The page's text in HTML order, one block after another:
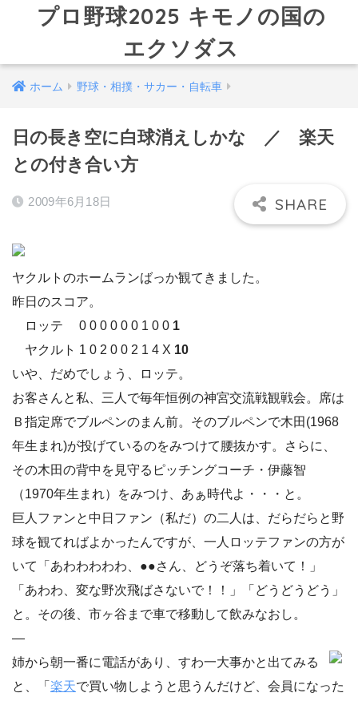
プロ野球2025 キモノの国の
エクソダス
ホーム 野球・相撲・サカー・自転車
日の長き空に白球消えしかな ／ 楽天
との付き合い方
2009年6月18日
ヤクルトのホームランばっか観てきました。
昨日のスコア。
ロッテ 0 0 0 0 0 0 1 0 0 1
ヤクルト 1 0 2 0 0 2 1 4 X 10
いや、だめでしょう、ロッテ。
お客さんと私、三人で毎年恒例の神宮交流戦観戦会。席は
Ｂ指定席でブルペンのまん前。そのブルペンで木田(1968
年生まれ)が投げているのをみつけて腰抜かす。さらに、
その木田の背中を見守るピッチングコーチ・伊藤智
（1970年生まれ）をみつけ、あぁ時代よ・・・と。
巨人ファンと中日ファン（私だ）の二人は、だらだらと野
球を観てればよかったんですが、一人ロッテファンの方が
いて「あわわわわわ、●●さん、どうぞ落ち着いて！」
「あわわ、変な野次飛ばさないで！！」「どうどうどう」
と。その後、市ヶ谷まで車で移動して飲みなおし。
—
姉から朝一番に電話があり、すわ一大事かと出てみる
と、「 楽天で買い物しようと思うんだけど、会員になった